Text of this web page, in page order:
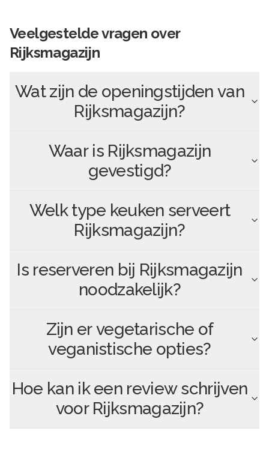
Veelgestelde vragen over
Rijksmagazijn
Wat zijn de openingstijden van
Rijksmagazijn?
Waar is Rijksmagazijn
gevestigd?
Welk type keuken serveert
Rijksmagazijn?
Is reserveren bij Rijksmagazijn
noodzakelijk?
Zijn er vegetarische of
veganistische opties?
Hoe kan ik een review schrijven
voor Rijksmagazijn?